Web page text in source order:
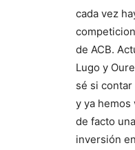
cada vez
de ACB.
Lugo y
sé si
y ya hemos
de facto
inversión